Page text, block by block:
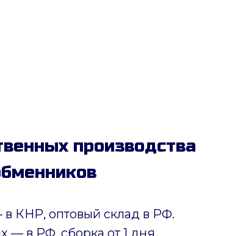
производства
КНР, оптовый склад в РФ.
— в РФ, сборка от 1 дня.